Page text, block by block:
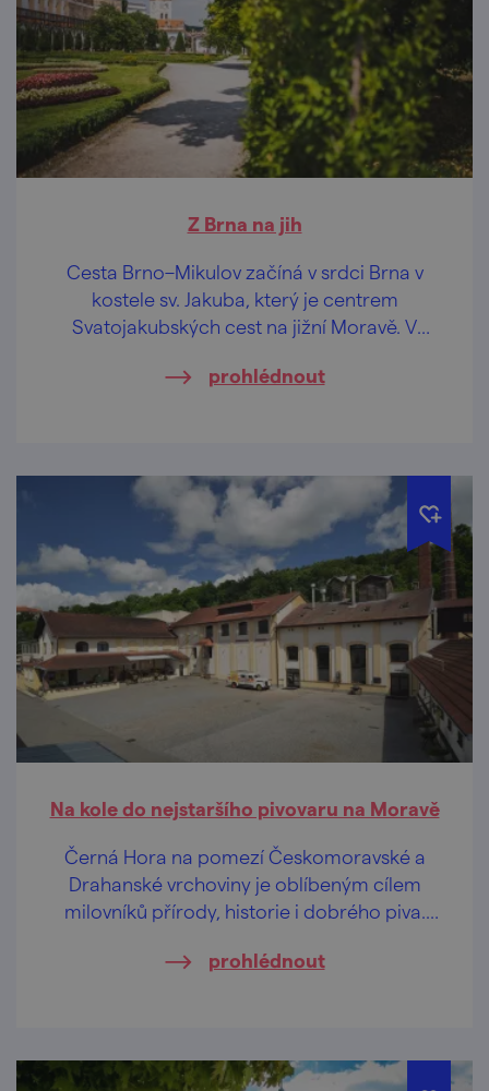
Z Brna na jih
Cesta Brno–Mikulov začíná v srdci Brna v
kostele sv. Jakuba, který je centrem
Svatojakubských cest na jižní Moravě. V
prohlídky s výkladem, pod kostelem
budce při vstupu do kostela si dejte první
razítko do svého kredenciálu. Nebo si ho
kupte na faře naproti přes ulici.
prohlédnout
Na kole do nejstaršího pivovaru na Moravě
Černá Hora na pomezí Českomoravské a
Drahanské vrchoviny je oblíbeným cílem
milovníků přírody, historie i dobrého piva.
století, což z něj dělá nejstarší fungující
prohlédnout